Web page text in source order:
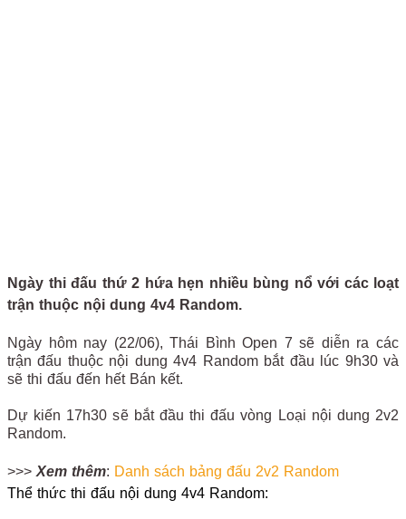
Ngày thi đấu thứ 2 hứa hẹn nhiều bùng nổ với các loạt
trận thuộc nội dung 4v4 Random.
Ngày hôm nay (22/06), Thái Bình Open 7 sẽ diễn ra các
trận đấu thuộc nội dung 4v4 Random bắt đầu lúc 9h30 và
sẽ thi đấu đến hết Bán kết.
Dự kiến 17h30 sẽ bắt đầu thi đấu vòng Loại nội dung 2v2
Random.
>>> Xem thêm: Danh sách bảng đấu 2v2 Random
Thể thức thi đấu nội dung 4v4 Random: